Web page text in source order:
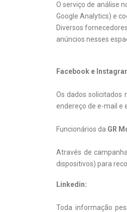
O serviço de análise
Google Analytics) e
Diversos
anúncios nesses
Facebook e
Os dados solicitados
endereço de e-mail e
Funcionários da GR
Através de
dispositivos) para
Linkedin:
Toda informação